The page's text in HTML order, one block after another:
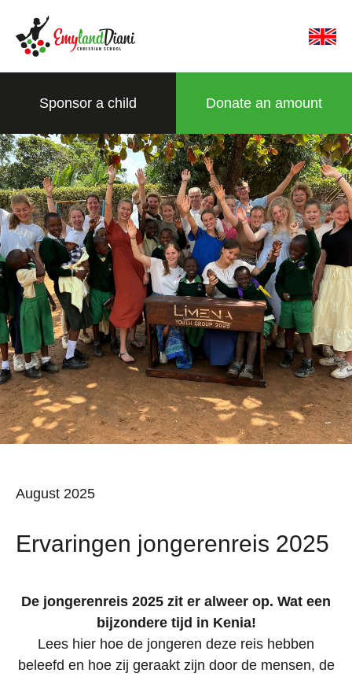
Sponsor a child Donate an amount
August 2025
Ervaringen jongerenreis 2025
De jongerenreis 2025 zit er alweer op. Wat een
bijzondere tijd in Kenia!
Lees hier hoe de jongeren deze reis hebben
beleefd en hoe zij geraakt zijn door de mensen, de